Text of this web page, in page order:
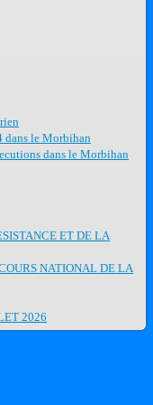
dans le Morbihan
dans le Morbihan
ET DE LA
NATIONAL DE LA
2026